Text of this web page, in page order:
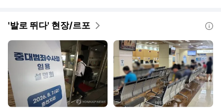
'발로 뛰다' 현장/르포